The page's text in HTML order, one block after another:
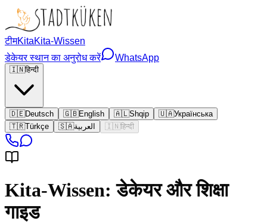
टीमKitaKita-Wissen
डेकेयर स्थान का अनुरोध करें
WhatsApp
🇮🇳हिन्दी
🇩🇪Deutsch 🇬🇧English 🇦🇱Shqip 🇺🇦Українська
🇹🇷Türkçe 🇸🇦العربية 🇮🇳 हिन्दी
Kita-Wissen: डेकेयर और शिक्षा
गाइड